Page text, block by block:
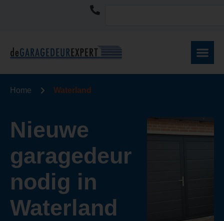
Home Waterland
Nieuwe
garagedeur
nodig in
Waterland